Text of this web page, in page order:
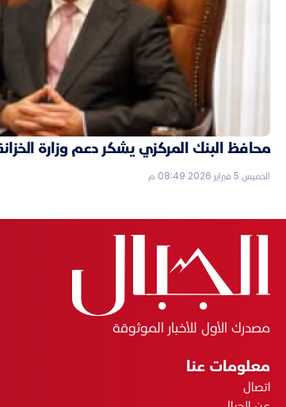
محافظ البنك المركزي يشكر دعم وزارة
الخميس 5 فبراير 2026 08:49 م
مصدرك الأول للأخبار الموثوقة
معلومات عنا
اتصال